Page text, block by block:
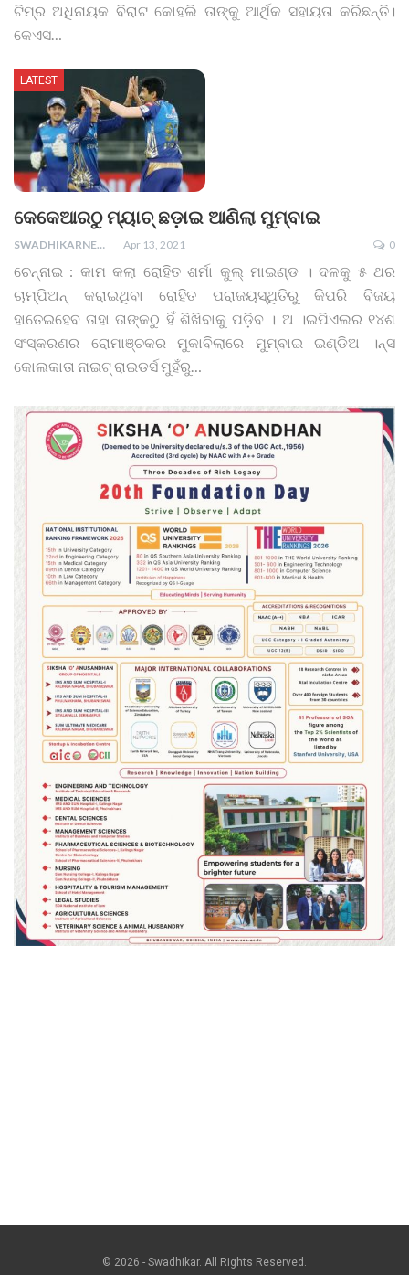
ଟିମ୍‌ର ଅଧିନାୟକ ବିରାଟ କୋହଲି ତାଙ୍କୁ ଆର୍ଥିକ ସହାୟତା କରିଛନ୍ତି।
କେଏସ
LATEST
କେକେଆରଠୁ ମ୍ୟାଚ୍ ଛଡ଼ାଇ ଆଣିଲା ମୁମ୍ବାଇ
SWADHIKARNEWS Apr 13, 2021 0
ଚେନ୍ନାଇ : କାମ କଲା ରୋହିତ ଶର୍ମା କୁଲ୍ ମାଇଣ୍ଡ । ଦଳକୁ ୫ ଥର
ଚାମ୍ପିଅନ୍ କରାଇଥିବା ରୋହିତ ପରାଜୟସ୍ଥିତିରୁ କିପରି ବିଜୟ
ହାତେଇହେବ ତାହା ତାଙ୍କଠୁ ହିଁ ଶିଖିବାକୁ ପଡ଼ିବ । ଅ ।ଇପିଏଲର ୧୪ଶ
ସଂସ୍କରଣର ରୋମାଞ୍ଚକର ମୁକାବିଲାରେ ମୁମ୍ବାଇ ଇଣ୍ଡିଅ ।ନ୍ସ
କୋଲକାତା ନାଇଟ୍ ରାଇଡର୍ସ ମୁହଁରୁ…
© 2026 - Swadhikar. All Rights Reserved.